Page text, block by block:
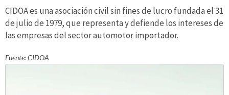
CIDOA es una asociación civil sin fines de lucro fundada el 31
de julio de 1979, que representa y defiende los intereses de
las empresas del sector automotor importador.
Fuente: CIDOA